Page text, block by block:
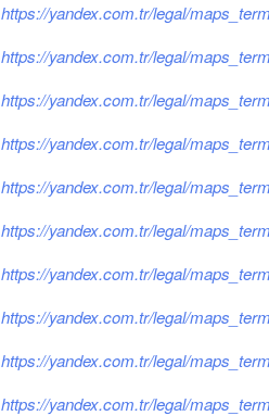
https://yandex.com.tr/legal/
https://yandex.com.tr/legal/
https://yandex.com.tr/legal/
https://yandex.com.tr/legal/
https://yandex.com.tr/legal/
https://yandex.com.tr/legal/
https://yandex.com.tr/legal/
https://yandex.com.tr/legal/
https://yandex.com.tr/legal/
https://yandex.com.tr/legal/